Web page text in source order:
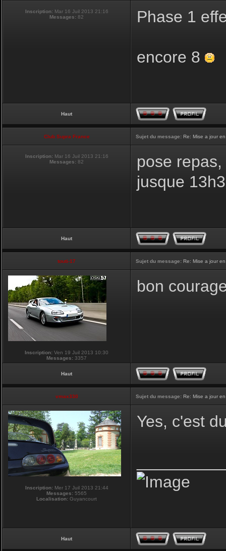
Inscription: Mar 16 Juil 2013 21:16
Messages: 82 Phase 1
encore 8
Haut
Club Supra France Sujet du message: Re: Mise a jour
Inscription: Mar 16 Juil 2013 21:16
Messages: 82
pose
jusque
Haut
touti-17 Sujet du message: Re: Mise a jour
Inscription: Ven 19 Juil 2013 10:30
Messages: 3357
bon
Haut
vmax330 Sujet du message: Re: Mise a jour
Inscription:Mer 17 Juil 2013 21:44
Messages: 5565
Localisation: Guyancourt
Yes, c'est
Haut